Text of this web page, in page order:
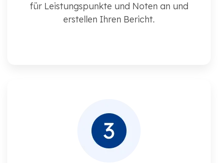
für Leistungspunkte und Noten an und
erstellen Ihren Bericht.